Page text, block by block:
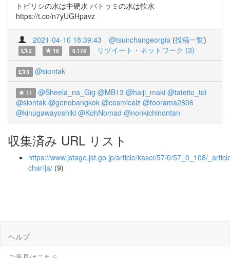
トビリシの水は中硬水 バトゥミの水は軟水
https://t.co/n7yUGHpavz
2021-04-16 18:39:43 @tsunchangeorgia (投稿一覧)
2 18 0.174 リツイート・ネットワーク (3)
3 @siontak
11 @Sheela_na_Gig @MB13 @haiji_maki @tateito_toi
@siontak @genobangkok @cosmicalz @foorama2806
@kinugawayoshiki @KohNomad @nonkichinontan
収集済み URL リスト
https://www.jstage.jst.go.jp/article/kasei/57/0/57_0_108/
char/ja/ (9)
ヘルプ